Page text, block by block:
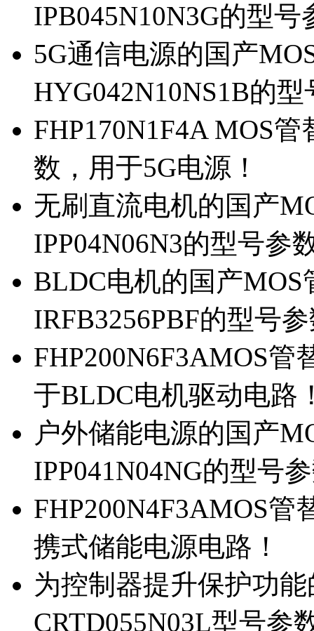
IPB045N10N3G的型号
5G通信电源的国产
HYG042N10NS1B的
FHP170N1F4A MOS
数，用于5G电源！
无刷直流电机的国产
IPP04N06N3的型号参
BLDC电机的国产MOS
IRFB3256PBF的型号
FHP200N6F3AMOS管
于BLDC电机驱动电路
户外储能电源的国产
IPP041N04NG的型号
FHP200N4F3AMOS管
携式储能电源电路！
为控制器提升保护功
CRTD055N03L型号参